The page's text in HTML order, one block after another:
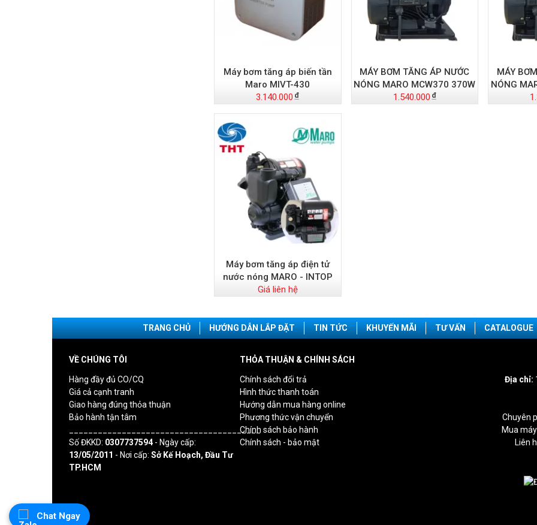
Chat Ngay
Máy bơm tăng áp biến tần
Maro MIVT-430
3.140.000
MÁY BƠM TĂNG ÁP NƯỚC
NÓNG MARO MCW370 370W
1.540.000
MÁY
NÓNG
Máy bơm tăng áp điện tử
nước nóng MARO - INTOP
Giá liên hệ
TRANG CHỦ HƯỚNG DẪN LẮP ĐẶT TIN TỨC KHUYẾN MÃI TƯ VẤN CATALOGUE
VỀ CHÚNG TÔI
Hàng đầy đủ CO/CQ
Giá cả cạnh tranh
Giao hàng đúng thỏa thuận
Bảo hành tận tâm
________________________________________
Số ĐKKD: 0307737594- Ngày cấp:
13/05/2011 - Nơi cấp: Sở Kế Hoạch, Đầu Tư
TP.HCM
THỎA THUẬN & CHÍNH SÁCH
Chính sách đổi trả
Hình thức thanh toán
Hướng dẫn mua hàng online
Phương thức vận chuyển
Chính sách bảo hành
Chính sách - bảo mật
Địa chỉ:
Chuyên
Mua
Liên